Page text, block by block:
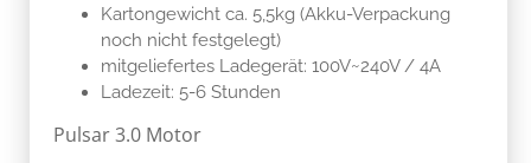
Kartongewicht ca. 5,5kg (Akku-Verpackung
noch nicht festgelegt)
mitgeliefertes Ladegerät: 100V~240V / 4A
Ladezeit: 5-6 Stunden
Pulsar 3.0 Motor